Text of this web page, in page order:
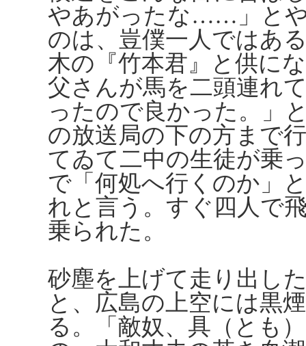
やあがったな……」と
のは、豈僕一人ではあ
木の『竹本君』と供に
父さんが馬を二頭連れ
ったので良かった。」
の放送局の下の方まで
てゐて二中の生徒が乗
で「何処へ行くのか」
れと言う。すぐ四人で
乗られた。
砂塵を上げて走り出し
と、広島の上空には黒
る。「敵奴、具（とも